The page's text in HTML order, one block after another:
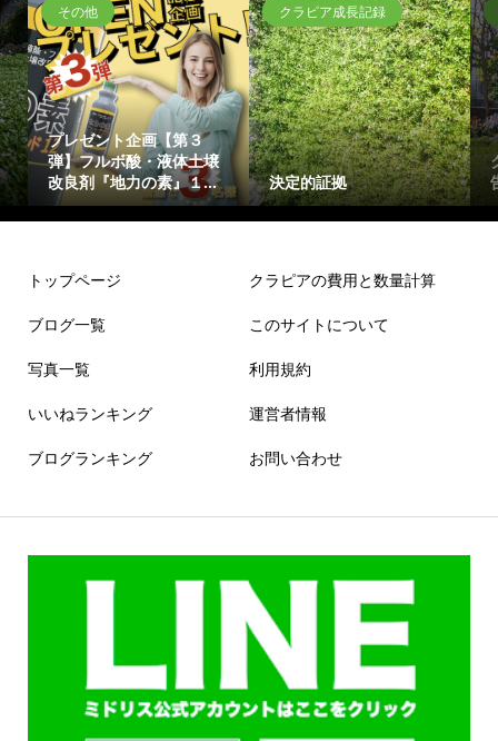
その他
プレゼント企画【第３
弾】フルボ酸・液体土壌
改良剤『地力の素』１...
クラピア成長記録
決定的証拠
トップページ
ブログ一覧
写真一覧
いいねランキング
ブログランキング
クラピアの費用と数量計算
このサイトについて
利用規約
運営者情報
お問い合わせ